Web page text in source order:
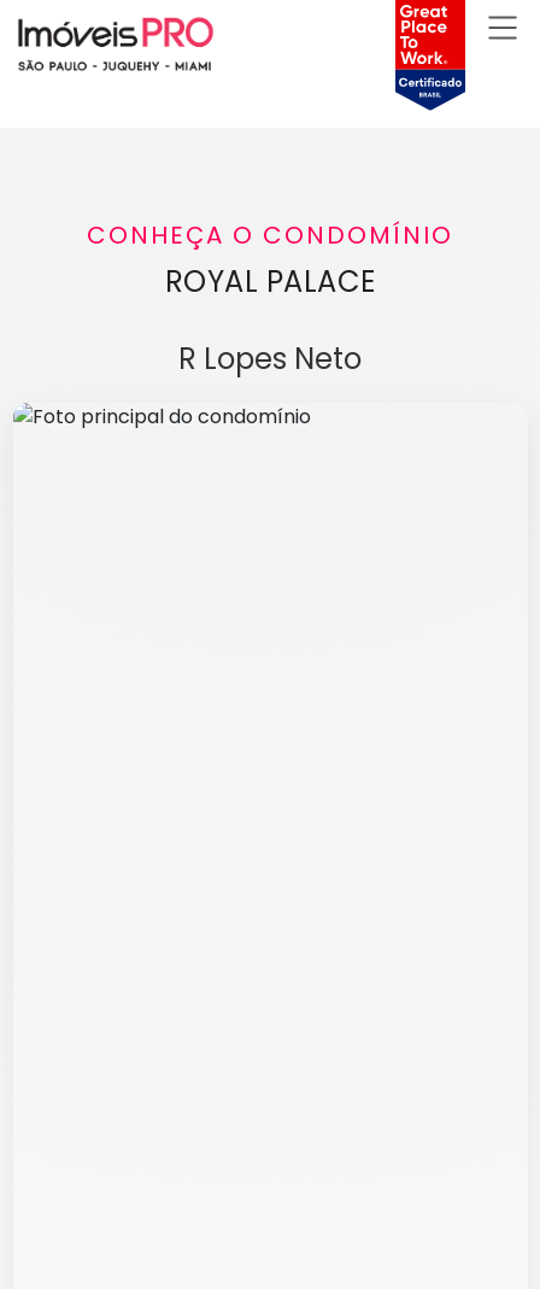
CONHEÇA O CONDOMÍNIO
ROYAL PALACE
R Lopes Neto